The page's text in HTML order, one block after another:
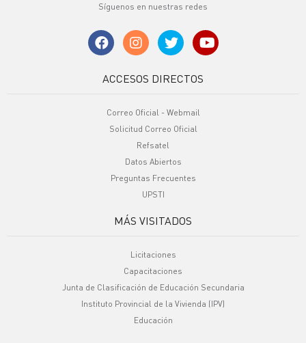
Síguenos en nuestras redes
ACCESOS DIRECTOS
Correo Oficial - Webmail
Solicitud Correo Oficial
Refsatel
Datos Abiertos
Preguntas Frecuentes
UPSTI
MÁS VISITADOS
Licitaciones
Capacitaciones
Junta de Clasificación de Educación Secundaria
Instituto Provincial de la Vivienda (IPV)
Educación